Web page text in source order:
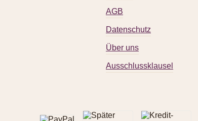
AGB
Datenschutz
Über uns
Ausschlussklausel